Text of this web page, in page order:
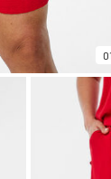
01